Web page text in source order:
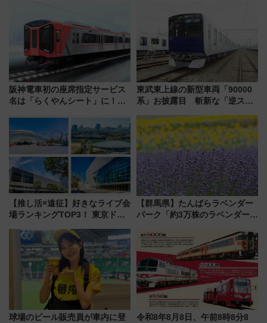
阪神電車初の座席指定サービス
名は「らくやんシート」に！新
東武東上線の新型車両「90000
系」お披露目 斬新な「逆スラ
放的な車内空間に注目、デビュ
ーは9月
【推し活×遠征】好きなライブ会
場ランキングTOP3！ 東京ドー
由と交通アクセス術、ライブ会
場に何を求める？
【群馬県】たんばらラベンダー
パーク「約3万株のラベンダー」
で都心から約1時間半で夏の絶景
を！
球場のビール販売員が車内に登
令和8年8月8日、午前8時8分8